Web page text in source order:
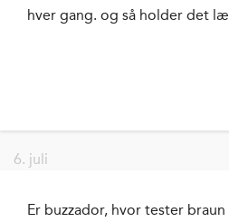
hver gang. og så holder det
6. juli
Er buzzador, hvor tester